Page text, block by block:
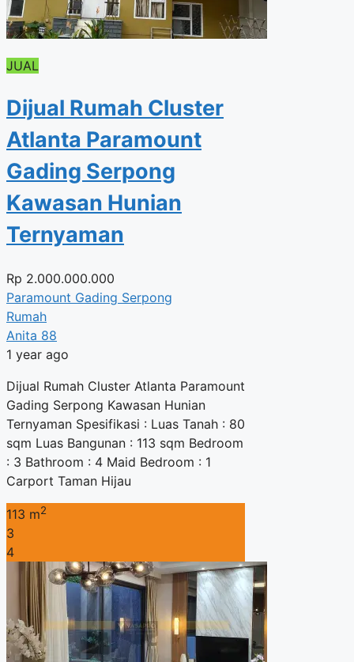
JUAL
Dijual Rumah Cluster
Atlanta Paramount
Gading Serpong
Kawasan Hunian
Ternyaman
Rp 2.000.000.000
Paramount Gading Serpong
Rumah
Anita 88
1 year ago
Dijual Rumah Cluster Atlanta Paramount
Gading Serpong Kawasan Hunian
Ternyaman Spesifikasi : Luas Tanah : 80
sqm Luas Bangunan : 113 sqm Bedroom
: 3 Bathroom : 4 Maid Bedroom : 1
Carport Taman Hijau
113 m2
3
4